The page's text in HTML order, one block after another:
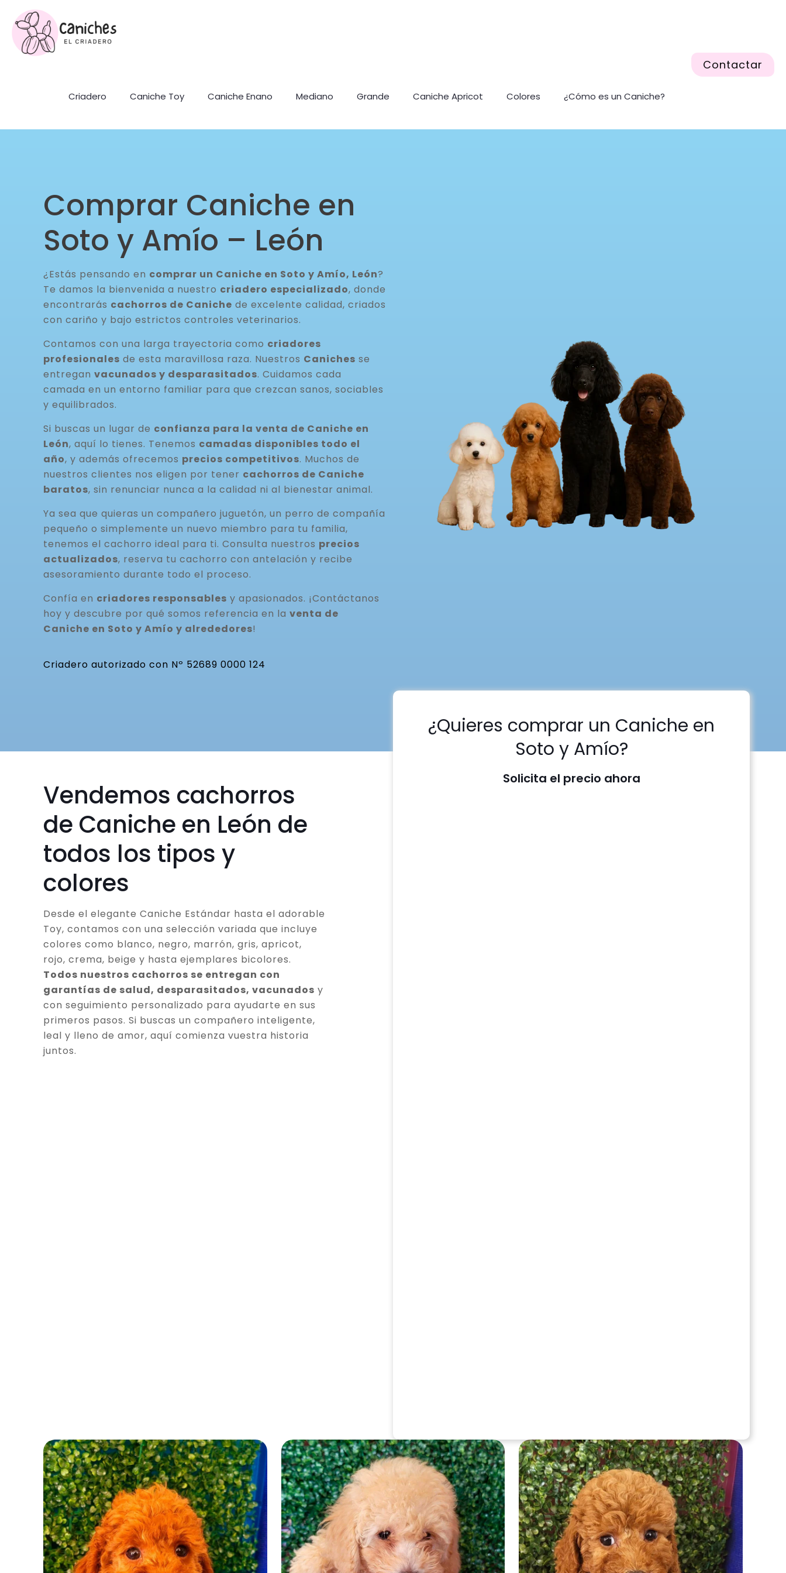
Criadero Caniche Toy Caniche Enano Mediano Grande Caniche Apricot Colores ¿Cómo es un Caniche?
Contactar
Comprar Caniche en
Soto y Amío – León
¿Estás pensando en comprar un Caniche en Soto y Amío, León?
Te damos la bienvenida a nuestro criadero especializado, donde
encontrarás cachorros de Caniche de excelente calidad, criados
con cariño y bajo estrictos controles veterinarios.
Contamos con una larga trayectoria como criadores
profesionales de esta maravillosa raza. Nuestros Caniches se
entregan vacunados y desparasitados. Cuidamos cada
camada en un entorno familiar para que crezcan sanos, sociables
y equilibrados.
Si buscas un lugar de confianza para la venta de Caniche en
León, aquí lo tienes. Tenemos camadas disponibles todo el
año, y además ofrecemos precios competitivos. Muchos de
nuestros clientes nos eligen por tener cachorros de Caniche
baratos, sin renunciar nunca a la calidad ni al bienestar animal.
Ya sea que quieras un compañero juguetón, un perro de compañía
pequeño o simplemente un nuevo miembro para tu familia,
tenemos el cachorro ideal para ti. Consulta nuestros precios
actualizados, reserva tu cachorro con antelación y recibe
asesoramiento durante todo el proceso.
Confía en criadores responsables y apasionados. ¡Contáctanos
hoy y descubre por qué somos referencia en la venta de
Caniche en Soto y Amío y alrededores!
Criadero autorizado con Nº 52689 0000 124
Vendemos cachorros
de Caniche en León de
todos los tipos y
colores
Desde el elegante Caniche Estándar hasta el adorable
Toy, contamos con una selección variada que incluye
colores como blanco, negro, marrón, gris, apricot,
rojo, crema, beige y hasta ejemplares bicolores.
Todos nuestros cachorros se entregan con
garantías de salud, desparasitados, vacunados y
con seguimiento personalizado para ayudarte en sus
primeros pasos. Si buscas un compañero inteligente,
leal y lleno de amor, aquí comienza vuestra historia
juntos.
¿Quieres comprar un Caniche en
Soto y Amío?
Solicita el precio ahora